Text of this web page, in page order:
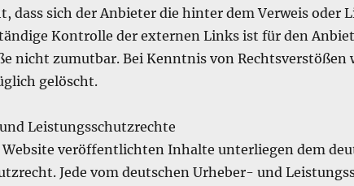
dass sich der Anbieter die hinter dem Verweis oder
Kontrolle der externen Links ist für den
nicht zumutbar. Bei Kenntnis von Rechtsverstößen
gelöscht.
Leistungsschutzrechte
Website veröffentlichten Inhalte unterliegen dem
Jede vom deutschen Urheber- und